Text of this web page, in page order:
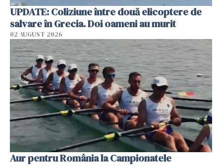
UPDATE: Coliziune între două elicoptere de
salvare în Grecia. Doi oameni au murit
02 AUGUST 2026
Aur pentru România la Campionatele